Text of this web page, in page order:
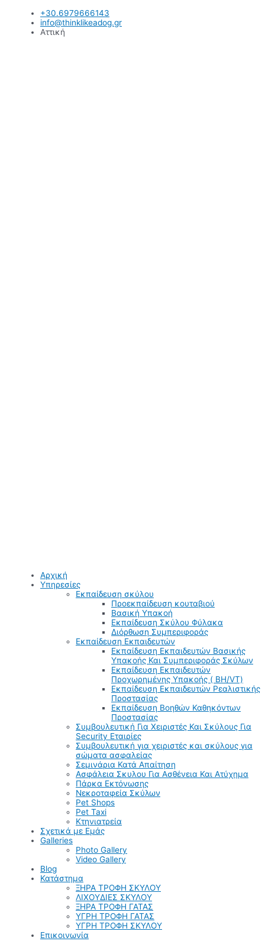
Μετάβαση
περιεχόμενο
+30.6979666143
info@thinklikeadog.gr
Αττική
Αρχική
Υπηρεσίες
Εκπαίδευση σκύλου
Προεκπαίδευση κουταβιού
Βασική Υπακοή
Εκπαίδευση Σκύλου Φύλακα
Διόρθωση Συμπεριφοράς
Εκπαίδευση Εκπαιδευτών
Εκπαίδευση Εκπαιδευτών Βασικής
Υπακοής Και Συμπεριφοράς Σκύλων
Εκπαίδευση Εκπαιδευτών
Προχωρημένης Υπακοής ( BH/VT)
Εκπαίδευση Εκπαιδευτών Ρεαλιστικής
Προστασίας
Εκπαίδευση Βοηθών Καθηκόντων
Προστασίας
Συμβουλευτική Για Χειριστές Και Σκύλους Για
Security Εταιρίες
Συμβουλευτική για χειριστές και σκύλους για
σώματα ασφαλείας
Σεμινάρια Κατά Απαίτηση
Ασφάλεια Σκυλου Για Ασθένεια Και Ατύχημα
Πάρκα Εκτόνωσης
Νεκροταφεία Σκύλων
Pet Shops
Pet Taxi
Κτηνιατρεία
Σχετικά με Εμάς
Galleries
Photo Gallery
Video Gallery
Blog
Κατάστημα
ΞΗΡΑ ΤΡΟΦΗ ΣΚΥΛΟΥ
ΛΙΧΟΥΔΙΕΣ ΣΚΥΛΟΥ
ΞΗΡΑ ΤΡΟΦΗ ΓΑΤΑΣ
ΥΓΡΗ ΤΡΟΦΗ ΓΑΤΑΣ
ΥΓΡΗ ΤΡΟΦΗ ΣΚΥΛΟΥ
Επικοινωνία